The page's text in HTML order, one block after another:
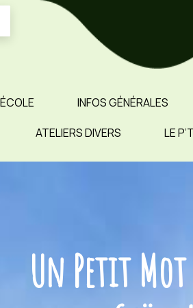
INFOS GÉNÉRALES
ATELIERS DIVERS LE
Un Petit Mot